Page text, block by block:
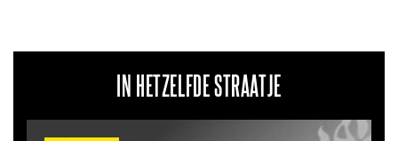
IN HETZELFDE STRAATJE